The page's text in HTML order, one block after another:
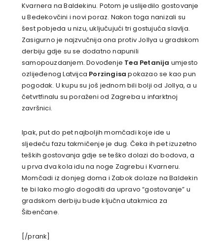
Kvarnera na Baldekinu. Potom je uslijedilo gostovanje
u Bedekovčini i novi poraz. Nakon toga nanizali su
šest pobjeda u nizu, uključujući tri gostujuća slavlja.
Zasigurno je najzvučnija ona protiv Jollya u gradskom
derbiju gdje su se dodatno napunili
samopouzdanjem. Dovođenje Tea Petanija umjesto
ozlijeđenog Latvijca Porzingisa pokazao se kao pun
pogodak. U kupu su još jednom bili bolji od Jollya, a u
četvrtfinalu su poraženi od Zagreba u infarktnoj
završnici.
Ipak, put do pet najboljih momčadi koje ide u
sljedeću fazu takmičenje je dug. Čeka ih pet izuzetno
teških gostovanja gdje se teško dolazi do bodova, a
u prva dva kola idu na noge Zagrebu i Kvarneru.
Momčadi iz donjeg doma i Zabok dolaze na Baldekin
te bi lako moglo dogoditi da upravo “gostovanje” u
gradskom derbiju bude ključna utakmica za
Šibenčane.
[/prank]